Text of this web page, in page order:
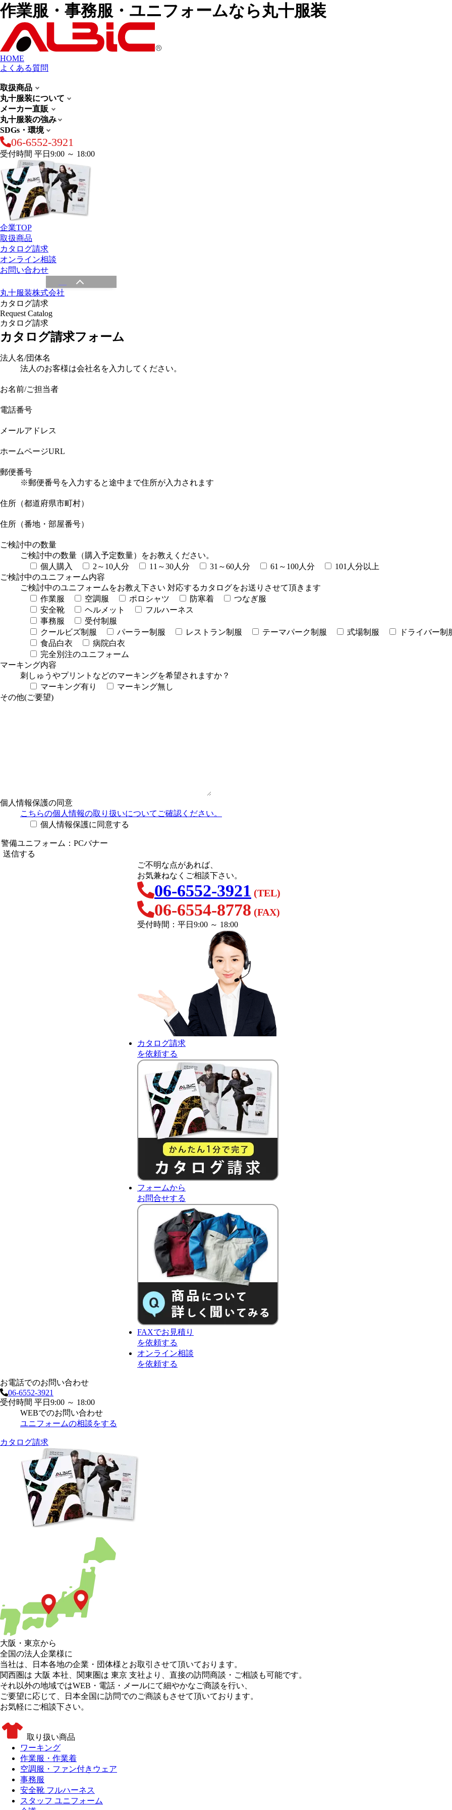
作業服・事務服・ユニフォームなら丸十服装
HOME
よくある質問
取扱商品
丸十服装について
メーカー直販
丸十服装の強み
SDGs・環境
06-6552-3921
受付時間 平日9:00 ～ 18:00
企業TOP
取扱商品
カタログ請求
オンライン相談
お問い合わせ
丸十服装株式会社
カタログ請求
Request Catalog
カタログ請求
カタログ請求フォーム
法人名/団体名
法人のお客様は会社名を入力してください。
お名前/ご担当者
電話番号
メールアドレス
ホームページURL
郵便番号
※郵便番号を入力すると途中まで住所が入力されます
住所（都道府県市町村）
住所（番地・部屋番号）
ご検討中の数量
ご検討中の数量（購入予定数量）をお教えください。
個人購入
2～10人分 11～30人分 31～60人分 61～100人分
101人分以上
ご検討中のユニフォーム内容
ご検討中のユニフォームをお教え下さい 対応するカタログをお送りさせて頂きます
作業服
空調服 ポロシャツ 防寒着
つなぎ服
安全靴
ヘルメット
フルハーネス
事務服
受付制服
クールビズ制服
パーラー制服 レストラン制服 テーマパーク制服 式場制服 ドライバー制
食品白衣
病院白衣
完全別注のユニフォーム
マーキング内容
刺しゅうやプリントなどのマーキングを希望されますか？
マーキング有り
マーキング無し
その他(ご要望)
個人情報保護の同意
こちらの個人情報の取り扱いについてご確認ください。
個人情報保護に同意する
ご不明な点があれば、
お気兼ねなくご相談下さい。
06-6552-3921 (TEL)
06-6554-8778 (FAX)
受付時間：平日9:00 ～ 18:00
カタログ請求
を依頼する
フォームから
お問合せする
FAXでお見積り
を依頼する
オンライン相談
を依頼する
お電話でのお問い合わせ
06-6552-3921
受付時間 平日9:00 ～ 18:00
WEBでのお問い合わせ
ユニフォームの相談をする
カタログ請求
大阪 ・ 東京から
全国の法人企業様に
当社は、日本各地の企業・団体様とお取引させて頂いております。
関西圏は 大阪 本社
関東圏は 東京 支社より、直接の訪問商談・ご相談も可能です。
それ以外の地域ではWEB・電話・メールにて細やかなご商談を行い、
ご要望に応じて、日本全国に訪問でのご商談もさせて頂いております。
お気軽にご相談下さい。
取り扱い商品
ワーキング
作業服・作業着
空調服・ファン付きウェア
事務服
安全靴 フルハーネス
スタッフ ユニフォーム